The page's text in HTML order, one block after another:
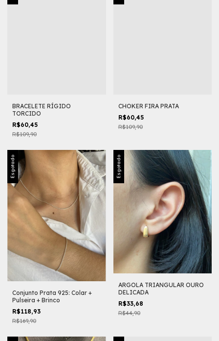
BRACELETE RÍGIDO
TORCIDO
R$60,45
R$109,90
CHOKER FIRA PRATA
R$60,45
R$109,90
Esgotado
Conjunto Prata 925: Colar +
Pulseira + Brinco
R$118,93
R$169,90
Esgotado
ARGOLA TRIANGULAR OURO
DELICADA
R$33,68
R$44,90